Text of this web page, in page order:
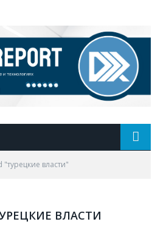
"турецкие власти"
ВЛАСТИ